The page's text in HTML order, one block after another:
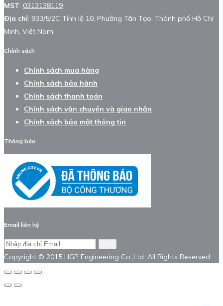
MST: 0313138119
Địa chỉ: 933/5/2C Tỉnh lộ 10, Phường Tân Tạo, Thành phố Hồ Chí
Minh, Việt Nam.
Chính sách
Chính sách mua hàng
Chính sách bảo hành
Chính sách thanh toán
Chính sách vận chuyển và giao nhận
Chính sách bảo mật thông tin
Thông báo
Email liên hệ
Copyright © 2015 HGP Engineering Co.,Ltd. All Rights Reserved